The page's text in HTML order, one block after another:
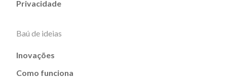
Privacidade
Baú de ideias
Inovações
Como funciona